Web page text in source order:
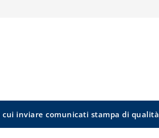
inviare comunicati stampa di qualità